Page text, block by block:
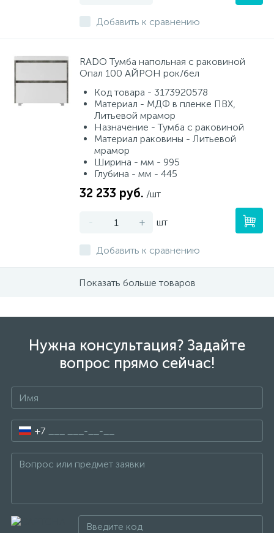
Добавить к сравнению
RADO Тумба напольная с раковиной
Опал 100 АЙРОН рок/бел
Код товара - 3173920578
Материал - МДФ в пленке ПВХ,
Литьевой мрамор
Назначение - Тумба с раковиной
Материал раковины - Литьевой
мрамор
Ширина - мм - 995
Глубина - мм - 445
32 233 руб. /шт
- + шт
Добавить к сравнению
Показать больше товаров
Нужна консультация? Задайте
вопрос прямо сейчас!
+7